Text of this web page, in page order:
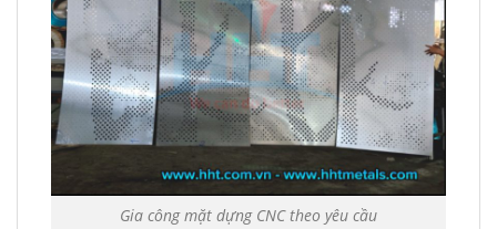
Gia công mặt dựng CNC theo yêu cầu